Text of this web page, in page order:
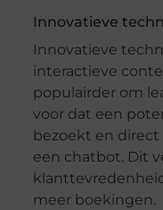
Innovatieve
Innovatieve
interactieve
populairder om
voor dat een
bezoekt en direct
een chatbot. Dit
meer boekingen.